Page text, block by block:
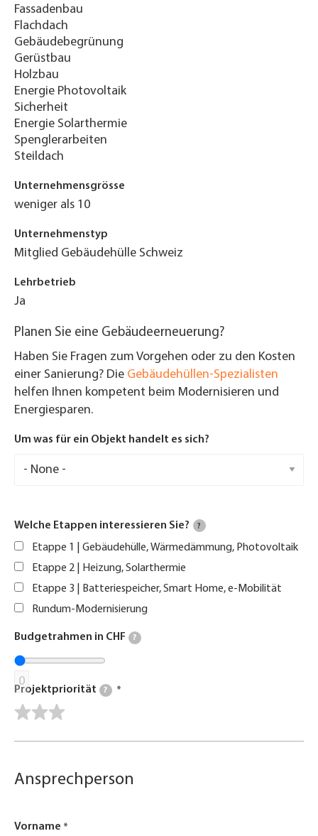
Fassadenbau
Flachdach
Gebäudebegrünung
Gerüstbau
Holzbau
Energie Photovoltaik
Sicherheit
Energie Solarthermie
Spenglerarbeiten
Steildach
Unternehmensgrösse
weniger als 10
Unternehmenstyp
Mitglied Gebäudehülle Schweiz
Lehrbetrieb
Ja
Planen Sie eine Gebäudeerneuerung?
Haben Sie Fragen zum Vorgehen oder zu den Kosten
einer Sanierung? Die Gebäudehüllen-Spezialisten
helfen Ihnen kompetent beim Modernisieren und
Energiesparen.
Um was für ein Objekt handelt es sich?
Welche Etappen interessieren Sie? ?
Etappe 1 | Gebäudehülle, Wärmedämmung, Photovoltaik
Etappe 2 | Heizung, Solarthermie
Etappe 3 | Batteriespeicher, Smart Home, e-Mobilität
Rundum-Modernisierung
Budgetrahmen in CHF ?
0
Projektpriorität ?
Ansprechperson
Vorname